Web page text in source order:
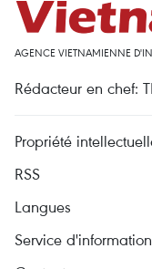
AGENCE VIETNAMIENNE
Rédacteur en chef:
Propriété
RSS
Langues
Service d'information